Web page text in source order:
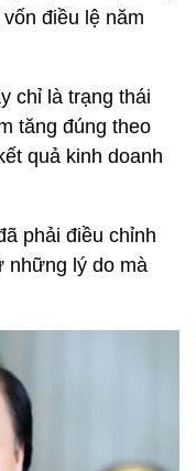
điều lệ năm
chỉ là trạng thái
tăng đúng theo
quả kinh doanh
phải điều chỉnh
những lý do mà